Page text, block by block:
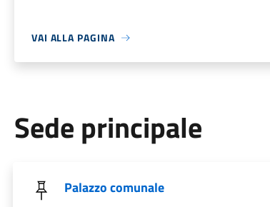
VAI ALLA PAGINA
Sede principale
Palazzo comunale